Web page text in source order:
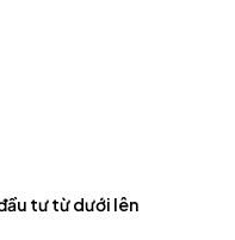
tư từ dưới lên